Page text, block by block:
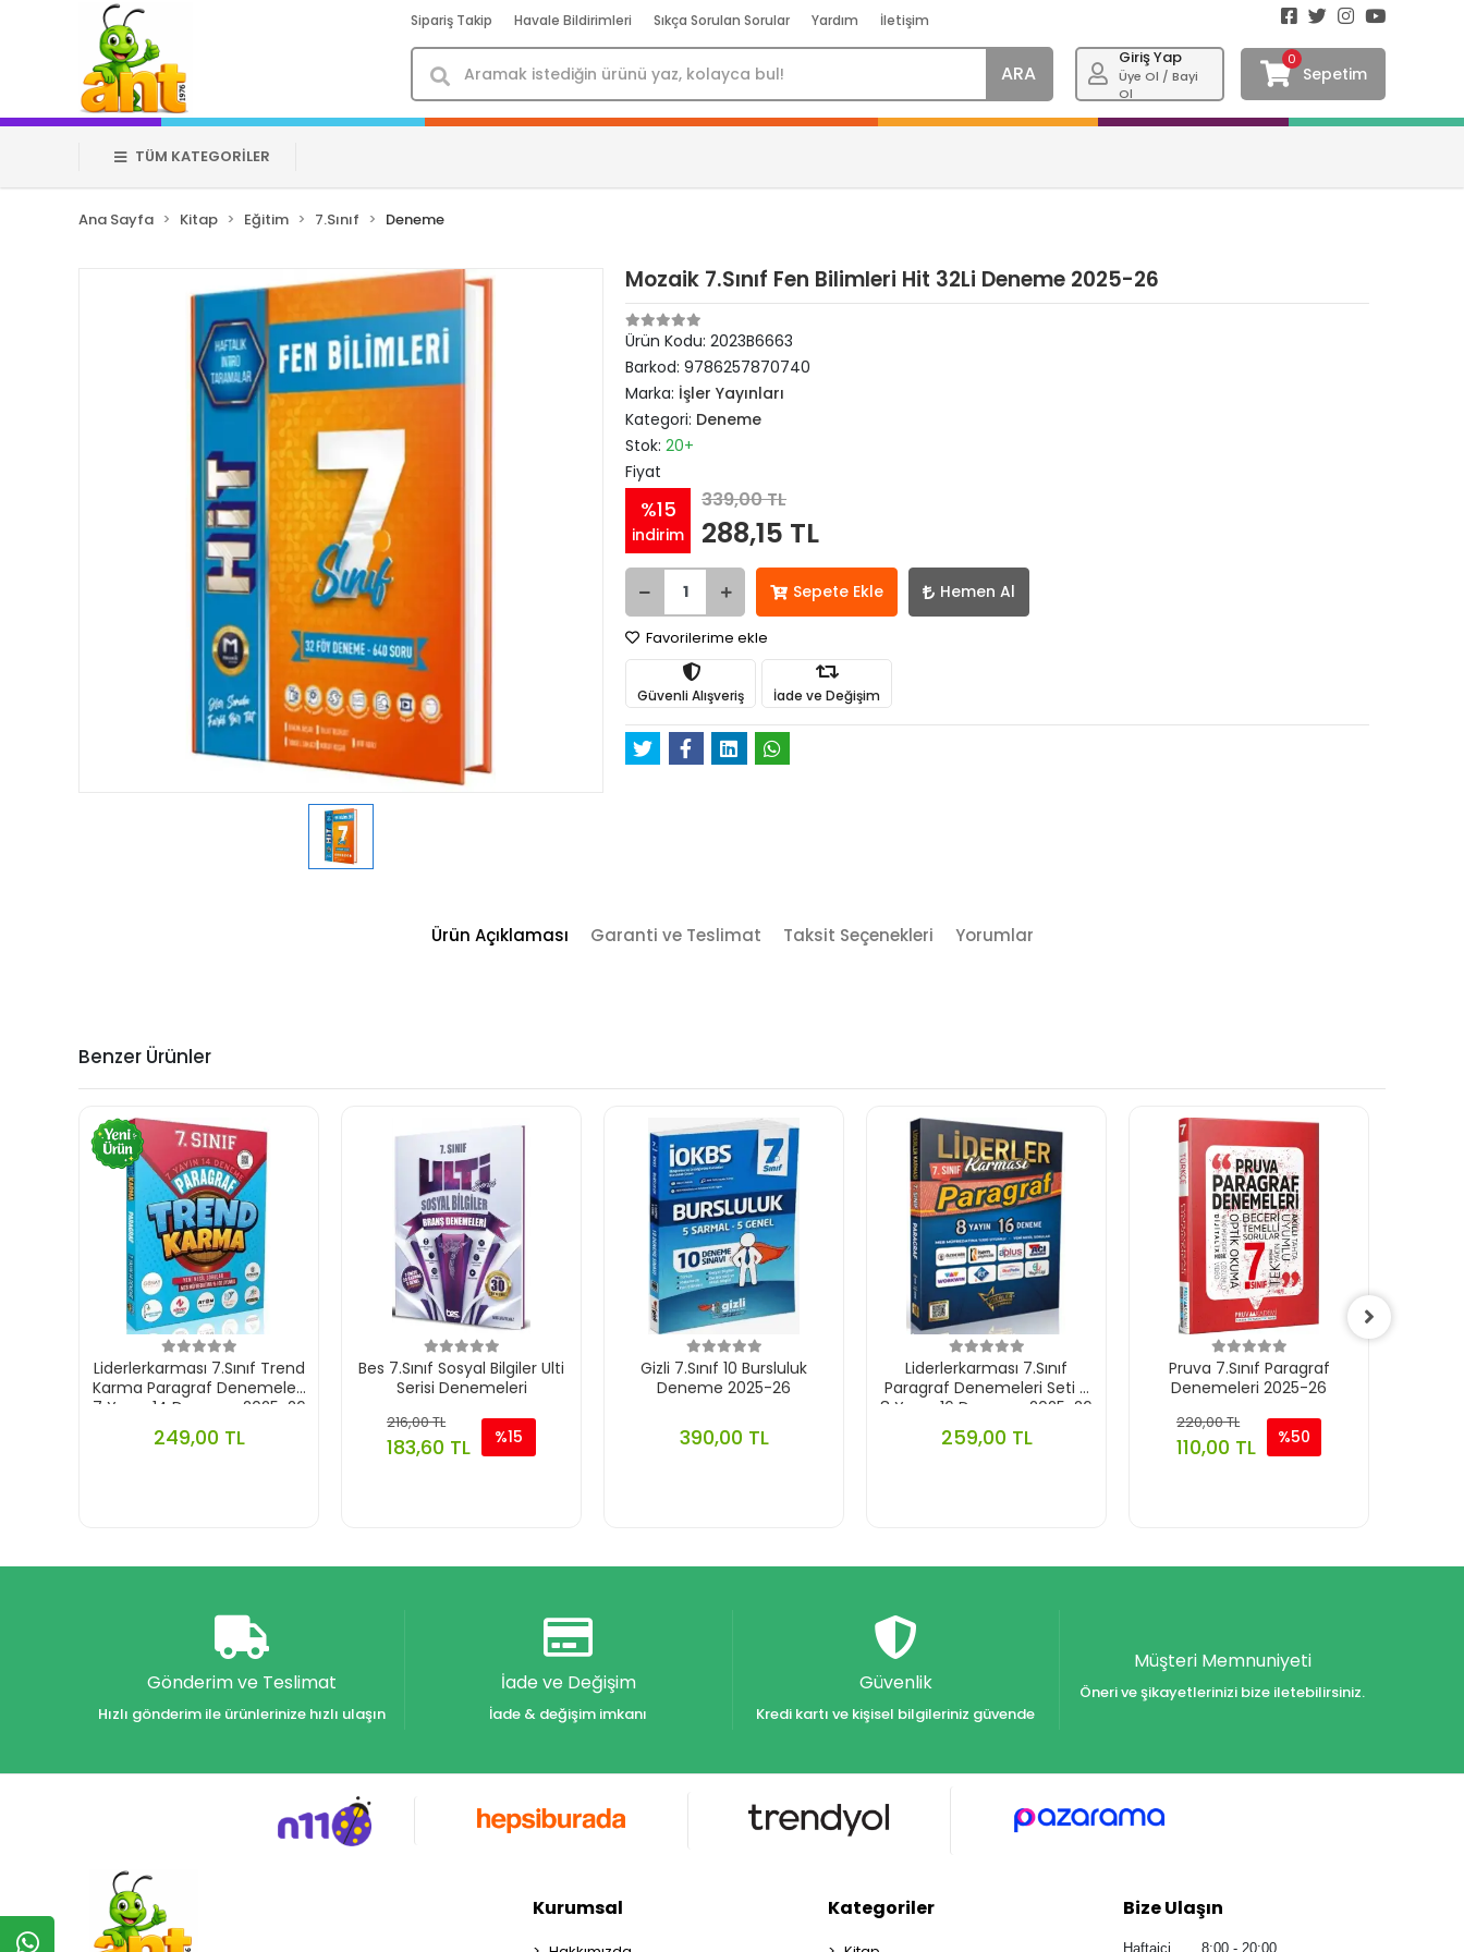
Sipariş Takip Havale Bildirimleri Sıkça Sorulan Sorular Yardım İletişim
ARA
Giriş Yap
Üye Ol / Bayi
Ol
0
Sepetim
TÜM KATEGORİLER
Ana Sayfa Kitap Eğitim 7.Sınıf Deneme
Mozaik 7.Sınıf Fen Bilimleri Hit 32Li Deneme 2025-26
Ürün Kodu:2023B6663
Barkod:9786257870740
Marka: İşler Yayınları
Kategori: Deneme
Stok:20+
Fiyat
%15
indirim
339,00 TL
288,15 TL
Sepete Ekle Hemen Al
Favorilerime ekle
Güvenli Alışveriş İade ve Değişim
Ürün Açıklaması Garanti ve Teslimat Taksit Seçenekleri Yorumlar
Benzer Ürünler
Liderlerkarması 7.Sınıf Trend
Karma Paragraf Denemeleri
7 Yayın 14 Deneme 2025-26
249,00 TL
Bes 7.Sınıf Sosyal Bilgiler Ulti
Serisi Denemeleri
216,00 TL
183,60 TL %15
Gizli 7.Sınıf 10 Bursluluk
Deneme 2025-26
390,00 TL
Liderlerkarması 7.Sınıf
Paragraf Denemeleri Seti -
8 Yayın 16 Deneme 2025-26
259,00 TL
Pruva 7.Sınıf Paragraf
Denemeleri 2025-26
220,00 TL
110,00 TL %50
Gönderim ve Teslimat
Hızlı gönderim ile ürünlerinize hızlı ulaşın
İade ve Değişim
İade & değişim imkanı
Güvenlik
Kredi kartı ve kişisel bilgileriniz güvende
Müşteri Memnuniyeti
Öneri ve şikayetlerinizi bize iletebilirsiniz.
Kurumsal Kategoriler Bize Ulaşın
Haftaiçi 8:00 - 20:00